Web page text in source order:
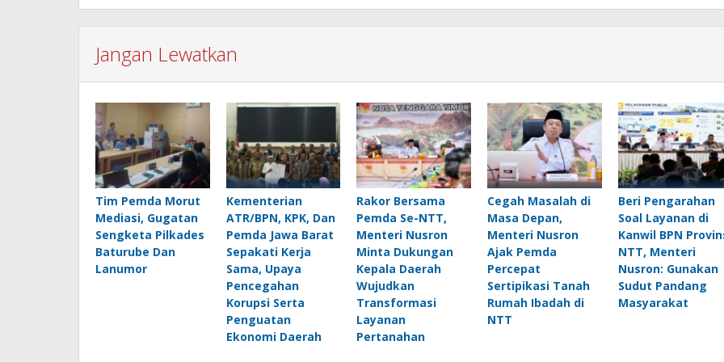
Jangan Lewatkan
Tim Pemda Morut
Mediasi, Gugatan
Sengketa Pilkades
Baturube Dan
Lanumor
Kementerian
ATR/BPN, KPK, Dan
Pemda Jawa Barat
Sepakati Kerja
Sama, Upaya
Pencegahan
Korupsi Serta
Penguatan
Ekonomi Daerah
Rakor Bersama
Pemda Se-NTT,
Menteri Nusron
Minta Dukungan
Kepala Daerah
Wujudkan
Transformasi
Layanan
Pertanahan
Cegah Masalah di
Masa Depan,
Menteri Nusron
Ajak Pemda
Percepat
Sertipikasi Tanah
Rumah Ibadah di
NTT
Beri Pengarahan
Soal Layanan di
Kanwil BPN
NTT, Menteri
Nusron: Gunakan
Sudut Pandang
Masyarakat